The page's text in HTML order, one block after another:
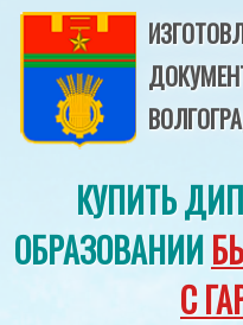
КУПИТЬ
ОБРАЗОВАНИИ
С